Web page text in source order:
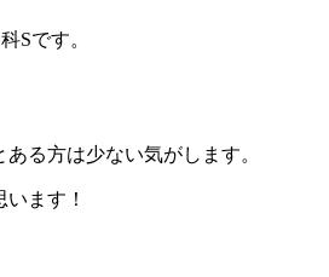
Sです。
る方は少ない気がします。
ます！